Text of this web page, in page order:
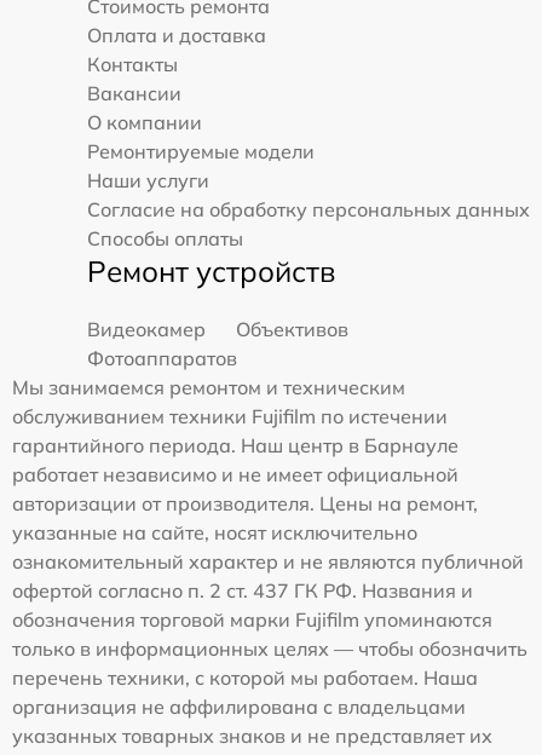
Стоимость ремонта
Оплата и доставка
Контакты
Вакансии
О компании
Ремонтируемые модели
Наши услуги
Согласие на обработку персональных данных
Способы оплаты
Ремонт устройств
Видеокамер
Объективов
Фотоаппаратов
Мы занимаемся ремонтом и техническим
обслуживанием техники Fujifilm по истечении
гарантийного периода. Наш центр в Барнауле
работает независимо и не имеет официальной
авторизации от производителя. Цены на ремонт,
указанные на сайте, носят исключительно
ознакомительный характер и не являются публичной
офертой согласно п. 2 ст. 437 ГК РФ. Названия и
обозначения торговой марки Fujifilm упоминаются
только в информационных целях — чтобы обозначить
перечень техники, с которой мы работаем. Наша
организация не аффилирована с владельцами
указанных товарных знаков и не представляет их